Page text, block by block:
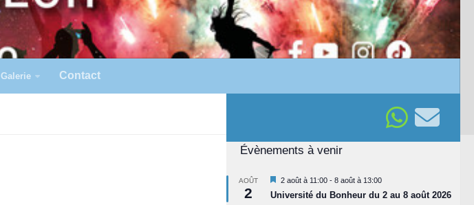
Galerie Contact
Évènements à venir
AOÛT
2
Mis
en
avant
2 août à 11:00 - 8 août à 13:00
Université du Bonheur du 2 au 8 août 2026